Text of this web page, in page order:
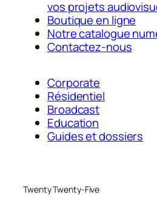
vos projets
Boutique en ligne
Notre catalogue
Contactez-nous
Corporate
Résidentiel
Broadcast
Education
Guides et dossiers
Twenty Twenty-Five